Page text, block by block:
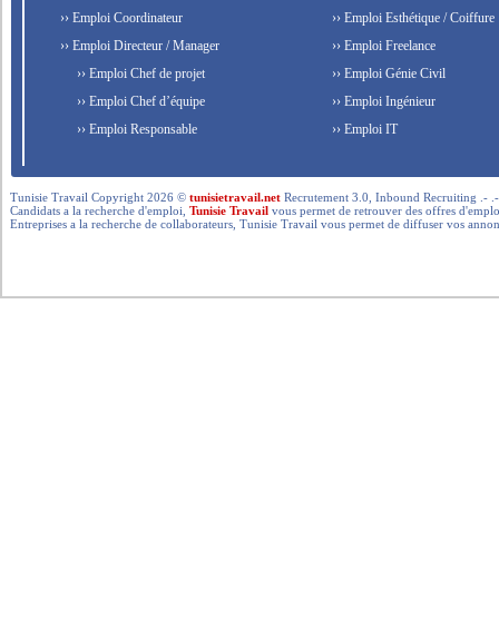
›› Emploi Coordinateur
›› Emploi Directeur / Manager
›› Emploi Chef de projet
›› Emploi Chef d’équipe
›› Emploi Responsable
›› Emploi Esthétique / Coiffure
›› Emploi Freelance
›› Emploi Génie Civil
›› Emploi Ingénieur
›› Emploi IT
Tunisie Travail Copyright 2026 ©tunisietravail.net Recrutement 3.0, Inbound Recruiting .-
Candidats a la recherche d'emploi,Tunisie Travail vous permet de retrouver des offres
Entreprises a la recherche de collaborateurs, Tunisie Travail vous permet de diffuser vos